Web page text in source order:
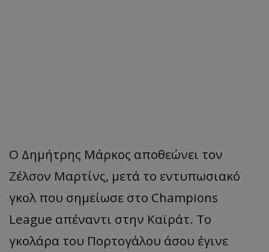
Ο Δημήτρης Μάρκος αποθεώνει τον
Ζέλσον Μαρτίνς, μετά το εντυπωσιακό
γκολ που σημείωσε στο Champions
League απέναντι στην Καϊράτ. Το
γκολάρα του Πορτογάλου άσου έγινε